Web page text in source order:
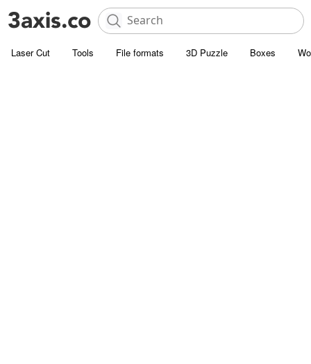
Laser Cut Tools File formats 3D Puzzle Boxes